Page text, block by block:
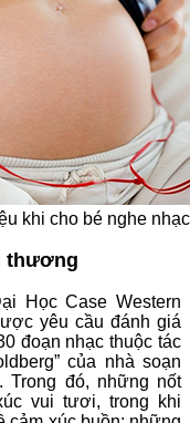
khi cho bé nghe
thương
Học Case Western
yêu cầu đánh giá
đoạn nhạc thuộc tác
của nhà soạn
Trong đó, những nốt
vui tươi, trong khi